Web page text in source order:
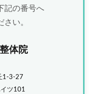
記の番号へ
い。
体院
1-3-27
ツ101